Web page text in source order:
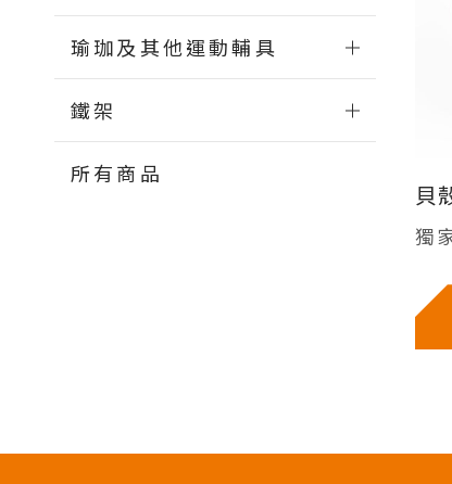
瑜珈及其他運動輔具
鐵架
所有商品
貝
獨